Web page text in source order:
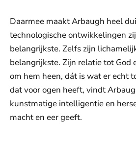
Daarmee maakt Arbaugh heel
technologische ontwikkelingen
belangrijkste. Zelfs zijn
belangrijkste. Zijn relatie tot God
om hem heen, dát is wat er echt
dat voor ogen heeft, vindt
kunstmatige intelligentie en
macht en eer geeft.